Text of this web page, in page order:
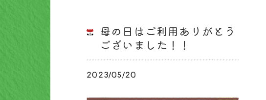
母の日はご利用ありがとう
ございました！！
2023/05/20